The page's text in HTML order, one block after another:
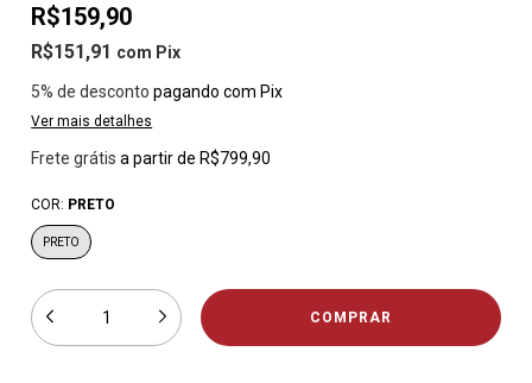
R$159,90
R$151,91 com Pix
5% de desconto pagando com Pix
Ver mais detalhes
Frete grátis a partir deR$799,90
COR: PRETO
PRETO